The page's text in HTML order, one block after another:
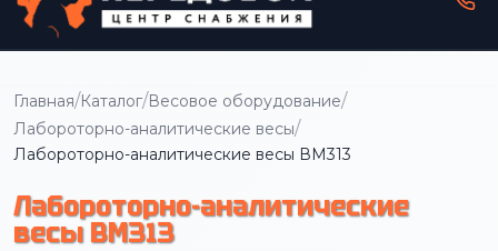
Главная/Каталог/Весовое оборудование/
Лабороторно-аналитические весы/
Лабороторно-аналитические весы ВМ313
Лабороторно-аналитические
весы ВМ313